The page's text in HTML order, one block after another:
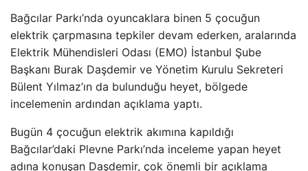
Bağcılar Parkı’nda oyuncaklara binen 5 çocuğun
elektrik çarpmasına tepkiler devam ederken, aralarında
Elektrik Mühendisleri Odası (EMO) İstanbul Şube
Başkanı Burak Daşdemir ve Yönetim Kurulu Sekreteri
Bülent Yılmaz’ın da bulunduğu heyet, bölgede
incelemenin ardından açıklama yaptı.
Bugün 4 çocuğun elektrik akımına kapıldığı
Bağcılar’daki Plevne Parkı’nda inceleme yapan heyet
adına konuşan Daşdemir, çok önemli bir açıklama